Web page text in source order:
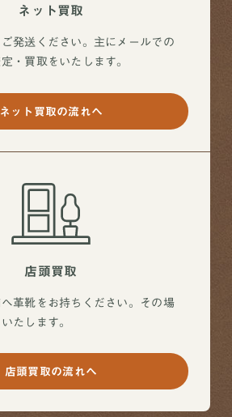
ネット買取
発送ください。主にメールでの
・買取をいたします。
ネット買取の流れへ
店頭買取
革靴をお持ちください。その場
たします。
店頭買取の流れへ